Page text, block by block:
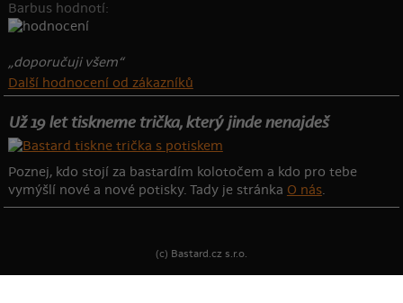
Barbus hodnotí:
„doporučuji všem“
Další hodnocení od zákazníků
Už 19 let tiskneme trička, který jinde nenajdeš
Poznej, kdo stojí za bastardím kolotočem a kdo pro tebe
vymýšlí nové a nové potisky. Tady je stránka O nás.
(c) Bastard.cz s.r.o.